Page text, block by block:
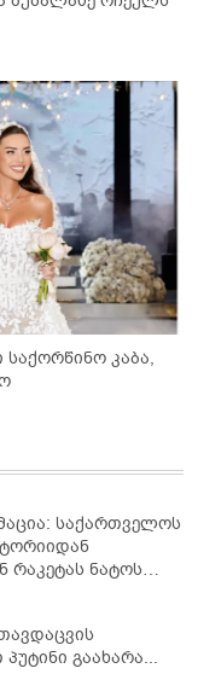
საქართველოს
რაკეტას ნატოს
გაახარა...